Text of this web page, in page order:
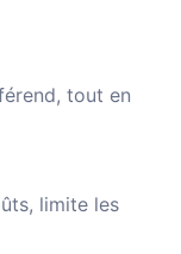
tout en
limite les